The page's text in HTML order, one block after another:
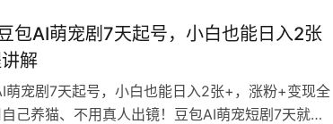
包AI萌宠剧7天起号，小白也能日入2张
解
萌宠剧7天起号，小白也能日入2张+，涨粉+变现全
己养猫、不用真人出镜！豆包AI萌宠短剧7天就能